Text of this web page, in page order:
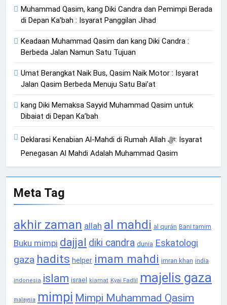
Muhammad Qasim, kang Diki Candra dan Pemimpi Berada
di Depan Ka’bah : Isyarat Panggilan Jihad
Keadaan Muhammad Qasim dan kang Diki Candra :
Berbeda Jalan Namun Satu Tujuan
Umat Berangkat Naik Bus, Qasim Naik Motor : Isyarat
Jalan Qasim Berbeda Menuju Satu Bai’at
kang Diki Memaksa Sayyid Muhammad Qasim untuk
Dibaiat di Depan Ka’bah
Deklarasi Kenabian Al-Mahdi di Rumah Allah ﷻ: Isyarat
Penegasan Al Mahdi Adalah Muhammad Qasim
Meta Tag
akhir zaman allah al mahdi al qurán Bani tamim
Buku mimpi dajjal diki candra dunia Eskatologi
gaza hadits helper imam mahdi imran khan india
indonesia islam israel kiamat Kyai Fadlil majelis gaza
malaysia mimpi Mimpi Muhammad Qasim